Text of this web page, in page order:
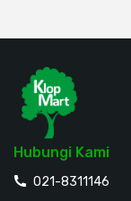
Hubungi Kami
021-8311146